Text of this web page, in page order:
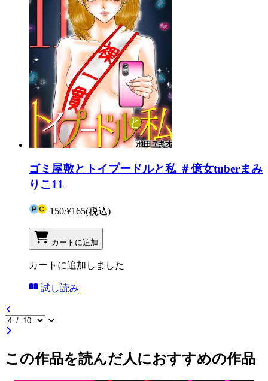
ゴミ屋敷とトイプードルと私 ＃億女tuberまみ
りこ11
150/¥165(税込)
カートに追加
カートに追加しました
試し読み
この作品を読んだ人におすすめの作品